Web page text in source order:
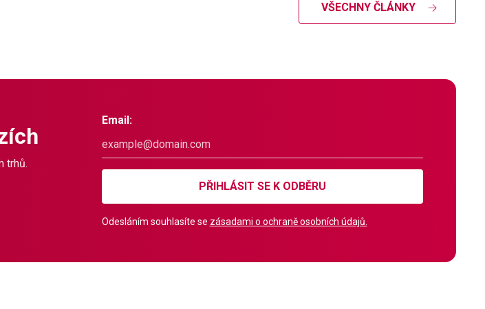
VŠECHNY ČLÁNKY
trhů.
Email:
PŘIHLÁSIT SE K ODBĚRU
Odesláním souhlasíte se zásadami o ochraně osobních údajů.